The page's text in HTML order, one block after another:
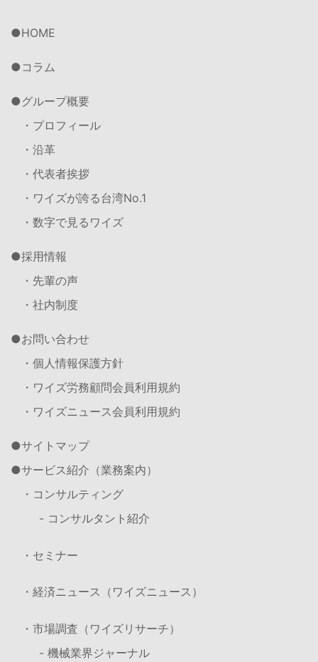
HOME
コラム
グループ概要
・プロフィール
・沿革
・代表者挨拶
・ワイズが誇る台湾No.1
・数字で見るワイズ
採用情報
・先輩の声
・社内制度
お問い合わせ
・個人情報保護方針
・ワイズ労務顧問会員利用規約
・ワイズニュース会員利用規約
サイトマップ
サービス紹介（業務案内）
・コンサルティング
- コンサルタント紹介
・セミナー
・経済ニュース（ワイズニュース）
・市場調査（ワイズリサーチ）
- 機械業界ジャーナル